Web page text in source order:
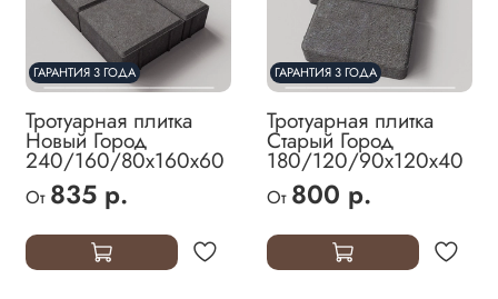
ГАРАНТИЯ 3 ГОДА
Тротуарная плитка
Новый Город
240/160/80х160х60
От 835 р.
ГАРАНТИЯ 3 ГОДА
Тротуарная плитка
Старый Город
180/120/90х120х40
От 800 р.